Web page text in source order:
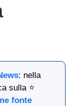
: nella
sulla ⭐
fonte